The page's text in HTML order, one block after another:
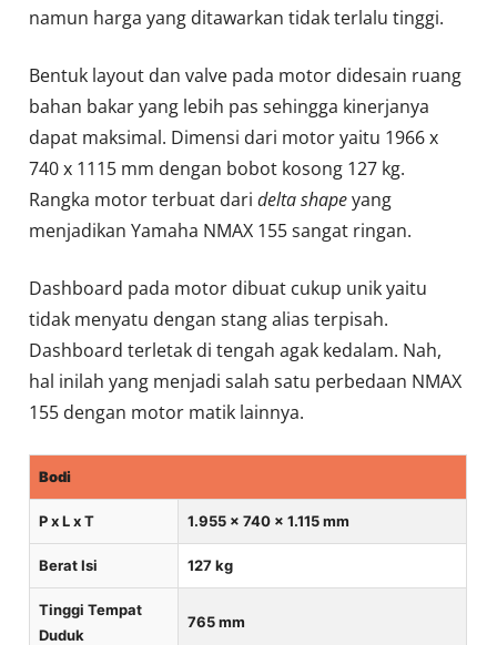
namun harga yang ditawarkan tidak terlalu tinggi.
Bentuk layout dan valve pada motor didesain ruang
bahan bakar yang lebih pas sehingga kinerjanya
dapat maksimal. Dimensi dari motor yaitu 1966 x
740 x 1115 mm dengan bobot kosong 127 kg.
Rangka motor terbuat daridelta shapeyang
menjadikan Yamaha NMAX 155 sangat ringan.
Dashboard pada motor dibuat cukup unik yaitu
tidak menyatu dengan stang alias terpisah.
Dashboard terletak di tengah agak kedalam. Nah,
hal inilah yang menjadi salah satu perbedaan NMAX
155 dengan motor matik lainnya.
Bodi
P x L x T 1.955 x 740 x 1.115 mm
Berat Isi 127 kg
Tinggi Tempat
Duduk
765 mm